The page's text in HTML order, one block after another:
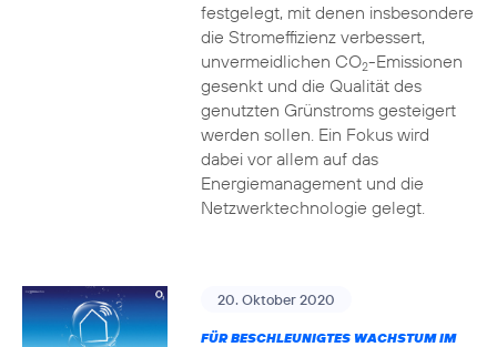
festgelegt, mit denen insbesondere
die Stromeffizienz verbessert,
unvermeidlichen CO2-Emissionen
gesenkt und die Qualität des
genutzten Grünstroms gesteigert
werden sollen. Ein Fokus wird
dabei vor allem auf das
Energiemanagement und die
Netzwerktechnologie gelegt.
20. Oktober 2020
FÜR BESCHLEUNIGTES WACHSTUM IM